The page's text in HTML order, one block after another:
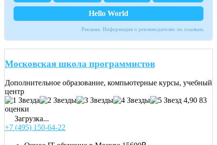
Hello World
Реклама. Информация о рекламодателях по ссылкам.
Московская школа программистов
Дополнительное образование, компьютерные курсы, учебный
центр
4,90 83
оценки
Загрузка...
+7 (495) 150-64-22